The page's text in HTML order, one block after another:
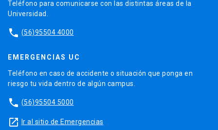
Teléfono para comunicarse con las distintas áreas de la
Universidad.
phone (56)95504 4000
EMERGENCIAS UC
Teléfono en caso de accidente o situación que ponga en
riesgo tu vida dentro de algún campus.
phone (56)95504 5000
launch Ir al sitio de Emergencias